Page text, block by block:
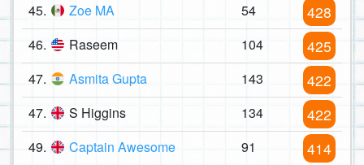
45. Zoe MA 54 428
46. Raseem 104 425
47. Asmita Gupta 143 422
47. S Higgins 134 422
49. Captain Awesome 91 414